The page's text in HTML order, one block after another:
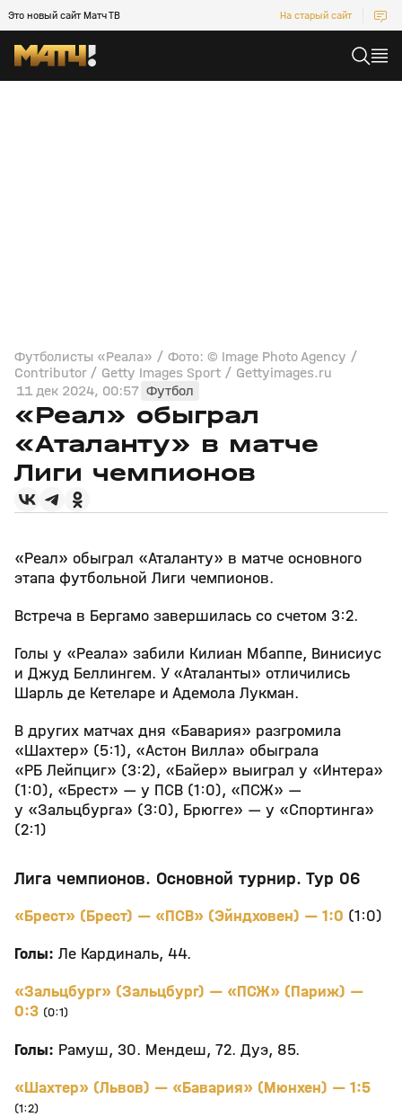
Это новый сайт Матч ТВ На старый сайт
Футболисты «Реала» / Фото: © Image Photo Agency /
Contributor / Getty Images Sport / Gettyimages.ru
11 дек 2024, 00:57 Футбол
«Реал» обыграл
«Аталанту» в матче
Лиги чемпионов
«Реал» обыграл «Аталанту» в матче основного
этапа футбольной Лиги чемпионов.
Встреча в Бергамо завершилась со счетом 3:2.
Голы у «Реала» забили Килиан Мбаппе, Винисиус
и Джуд Беллингем. У «Аталанты» отличились
Шарль де Кетеларе и Адемола Лукман.
В других матчах дня «Бавария» разгромила
«Шахтер» (5:1), «Астон Вилла» обыграла
«РБ Лейпциг» (3:2), «Байер» выиграл у «Интера»
(1:0), «Брест» — у ПСВ (1:0), «ПСЖ» —
у «Зальцбурга» (3:0), Брюгге» — у «Спортинга»
(2:1)
Лига чемпионов. Основной турнир. Тур 06
«Брест» (Брест) — «ПСВ» (Эйндховен) — 1:0 (1:0)
Голы: Ле Кардиналь, 44.
«Зальцбург» (Зальцбург) — «ПСЖ» (Париж) —
0:3 (0:1)
Голы: Рамуш, 30. Мендеш, 72. Дуэ, 85.
«Шахтер» (Львов) — «Бавария» (Мюнхен) — 1:5
(1:2)